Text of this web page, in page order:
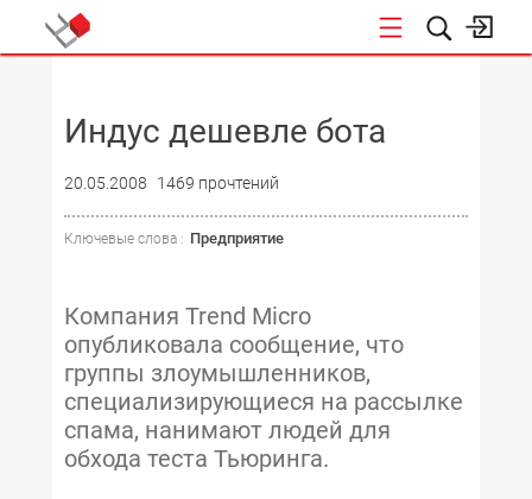
Индус дешевле бота
20.05.2008 1469 прочтений
Ключевые слова : Предприятие
Компания Trend Micro
опубликовала сообщение, что
группы злоумышленников,
специализирующиеся на рассылке
спама, нанимают людей для
обхода теста Тьюринга.